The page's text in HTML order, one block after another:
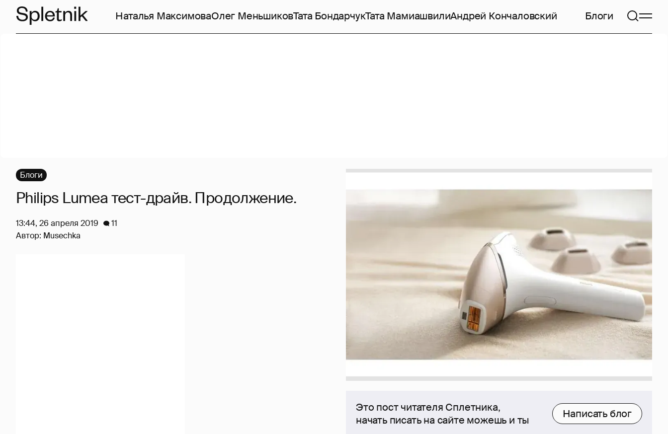
Наталья МаксимоваОлег МеньшиковТата БондарчукТата МамиашвилиАндрей Кончаловский Блоги
Это пост читателя Сплетника,
начать писать на сайте можешь и ты
Написать блог
Блоги
Philips Lumea тест-драйв. Продолжение.
13:44, 26 апреля 2019
11
Автор: Musechka